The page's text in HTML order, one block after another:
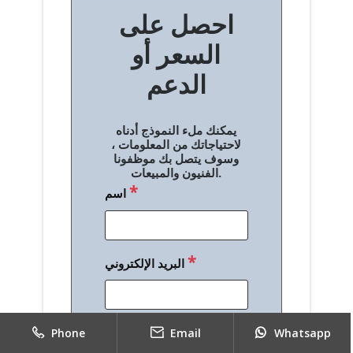
احصل على
السعر أو
الدعم
يمكنك ملء النموذج أدناه
لاحتياجاتك من المعلومات ،
وسوف يتصل بك موظفونا
الفنيون والمبيعات.
اسم*
البريد الإلكتروني*
Phone Email Whatsapp